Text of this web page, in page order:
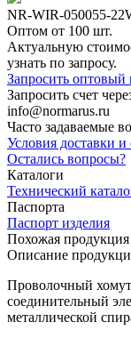
NR-WIR-050055-
Оптом от 100 шт.
Актуальную
узнать по запросу.
Запросить оптовый
Запросить счет
info@normarus.ru
Часто задаваемые
Условия доставки
Остались вопросы?
Каталоги
Технический
Паспорта
Паспорт изделия
Похожая продукция
Описание
Проволочный
соединительный
металлической